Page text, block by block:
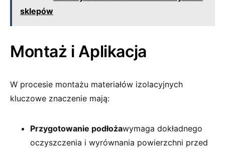
sklepów
Montaż i Aplikacja
W procesie montażu materiałów izolacyjnych
kluczowe znaczenie mają:
Przygotowanie podłożawymaga dokładnego
oczyszczenia i wyrównania powierzchni przed